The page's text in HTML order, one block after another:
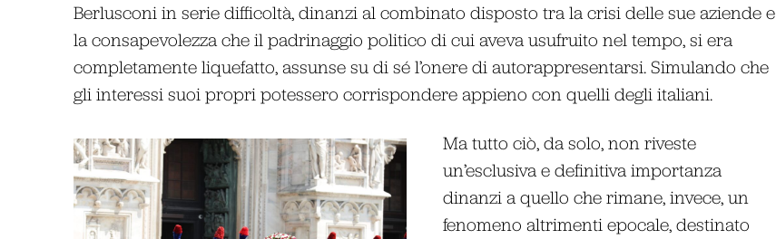
Berlusconi in serie difficoltà, dinanzi al combinato disposto tra la crisi delle sue aziende e
la consapevolezza che il padrinaggio politico di cui aveva usufruito nel tempo, si era
completamente liquefatto, assunse su di sé l’onere di autorappresentarsi. Simulando che
gli interessi suoi propri potessero corrispondere appieno con quelli degli italiani.
Ma tutto ciò, da solo, non riveste
un’esclusiva e definitiva importanza
dinanzi a quello che rimane, invece, un
fenomeno altrimenti epocale, destinato